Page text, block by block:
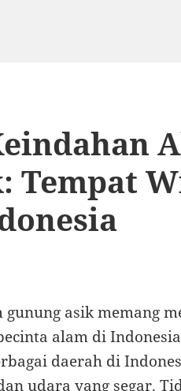
Tempat
asik memang
alam di
daerah di
udara yang segar.